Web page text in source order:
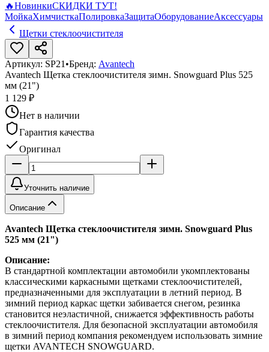
🔥НовинкиСКИДКИ ТУТ!
МойкаХимчисткаПолировкаЗащитаОборудованиеАксессуары
Щетки стеклоочистителя
Артикул: SP21 •Бренд: Avantech
Avantech Щетка стеклоочистителя зимн. Snowguard Plus 525
мм (21")
1 129 ₽
Нет в наличии
Гарантия качества
Оригинал
Уточнить наличие
Описание
Avantech Щетка стеклоочистителя зимн. Snowguard Plus
525 мм (21")
Описание:
В стандартной комплектации автомобили укомплектованы
классическими каркасными щетками стеклоочистителей,
предназначенными для эксплуатации в летний период. В
зимний период каркас щетки забивается снегом, резинка
становится неэластичной, снижается эффективность работы
стеклоочистителя. Для безопасной эксплуатации автомобиля
в зимний период компания рекомендуем использовать зимние
щетки AVANTECH SNOWGUARD.